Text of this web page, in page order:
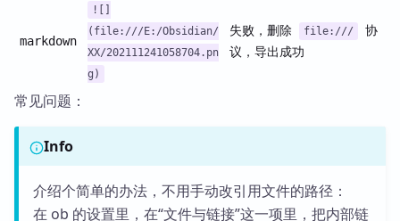
markdown
![]
(file:///E:/Obsidian/
XX/202111241058704.pn
g)
失败，删除 file:///
协
议，导出成功
常见问题：
Info
介绍个简单的办法，不用手动改引用文件的路径：
在 ob 的设置里，在“文件与链接”这一项里，把内部链